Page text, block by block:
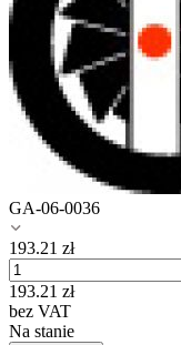
GA-06-0036
193.21 zł
193.21 zł
bez VAT
Na stanie